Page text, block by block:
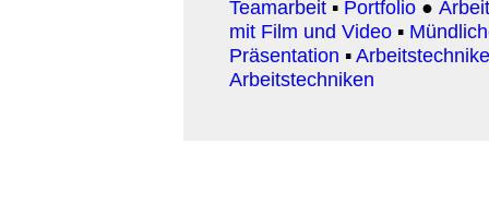
Teamarbeit ▪ Portfolio ●
mit Film und Video ▪
Präsentation ▪
Arbeitstechniken